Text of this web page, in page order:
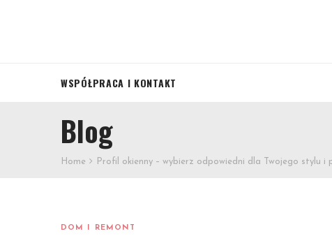
WSPÓŁPRACA I KONTAKT
Blog
Home Profil okienny – wybierz odpowiedni dla Twojego stylu i
DOM I REMONT